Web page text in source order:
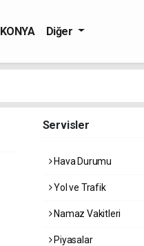
KONYA Diğer
Servisler
Hava Durumu
Yol ve Trafik
Namaz Vakitleri
Piyasalar